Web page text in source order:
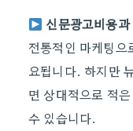
신문광고비용
전통적인 마케팅
요됩니다. 하지만
면 상대적으로 적
수 있습니다.